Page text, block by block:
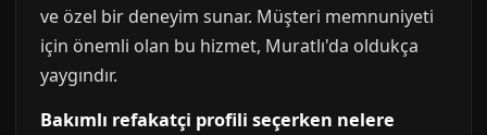
ve özel bir deneyim sunar. Müşteri memnuniyeti
için önemli olan bu hizmet, Muratlı'da oldukça
yaygındır.
Bakımlı refakatçi profili seçerken nelere